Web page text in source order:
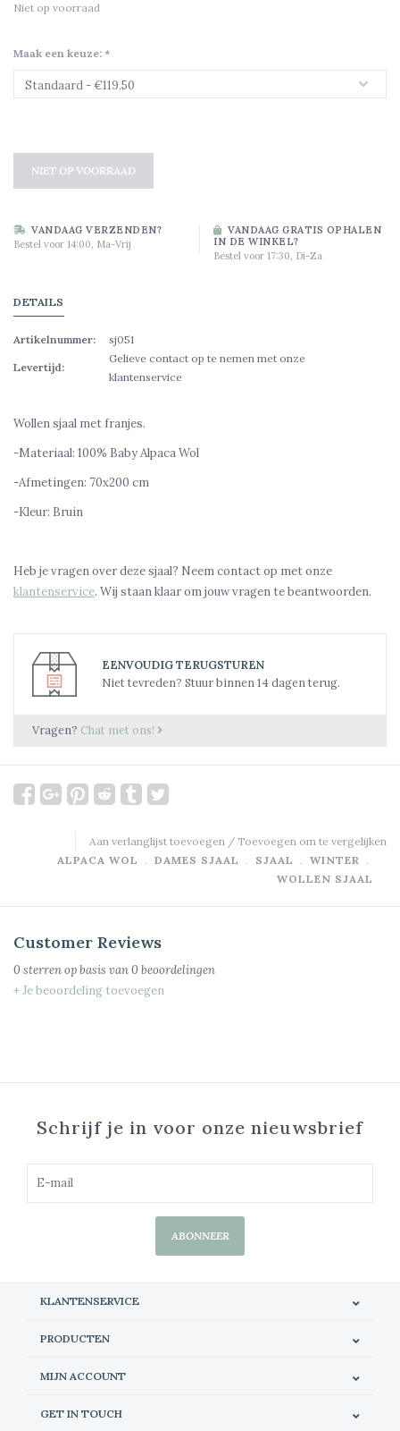
Niet op voorraad
Maak een keuze: *
NIET OP VOORRAAD
VANDAAG VERZENDEN?
Bestel voor 14:00, Ma-Vrij
VANDAAG GRATIS OPHALEN
IN DE WINKEL?
Bestel voor 17:30, Di-Za
DETAILS
Artikelnummer: sj051
Levertijd:
Gelieve contact op te nemen met onze
klantenservice
Wollen sjaal met franjes.
-Materiaal: 100% Baby Alpaca Wol
-Afmetingen: 70x200 cm
-Kleur: Bruin
Heb je vragen over deze sjaal? Neem contact op met onze
klantenservice. Wij staan klaar om jouw vragen te beantwoorden.
EENVOUDIG TERUGSTUREN
Niet tevreden? Stuur binnen 14 dagen terug.
Vragen? Chat met ons!
Aan verlanglijst toevoegen / Toevoegen om te vergelijken
ALPACA WOL
﹒ DAMES SJAAL ﹒ SJAAL ﹒ WINTER ﹒
WOLLEN SJAAL
Customer Reviews
0 sterren op basis van0 beoordelingen
+ Je beoordeling toevoegen
Schrijf je in voor onze nieuwsbrief
ABONNEER
KLANTENSERVICE
PRODUCTEN
MIJN ACCOUNT
GET IN TOUCH